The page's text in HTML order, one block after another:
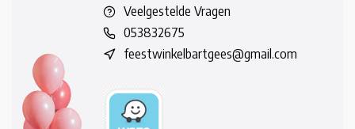
Veelgestelde Vragen
053832675
feestwinkelbartgees@gmail.com